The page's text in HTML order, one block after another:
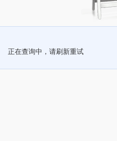
正在查询中，请刷新重试